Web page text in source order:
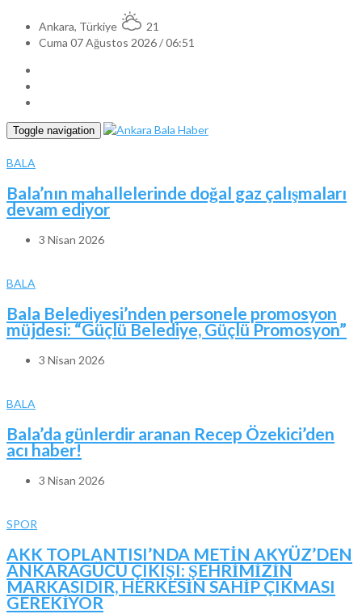
Ankara, Türkiye
21
Cuma 07 Ağustos 2026 / 06:51
Toggle navigation
BALA
Bala’nın mahallelerinde doğal gaz çalışmaları
devam ediyor
3 Nisan 2026
BALA
Bala Belediyesi’nden personele promosyon
müjdesi: “Güçlü Belediye, Güçlü Promosyon”
3 Nisan 2026
BALA
Bala’da günlerdir aranan Recep Özekici’den
acı haber!
3 Nisan 2026
SPOR
AKK TOPLANTISI’NDA METİN AKYÜZ’DEN
ANKARAGÜCÜ ÇIKIŞI: ŞEHRİMİZİN
MARKASIDIR, HERKESİN SAHİP ÇIKMASI
GEREKİYOR